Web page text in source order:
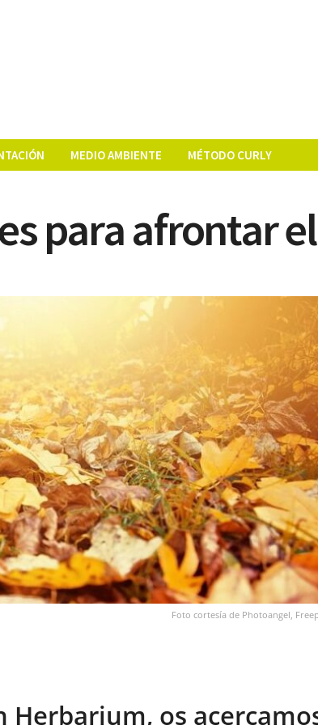
MEDIO AMBIENTE MÉTODO CURLY
para afrontar
Foto cortesía de Photoangel,
Herbarium, os